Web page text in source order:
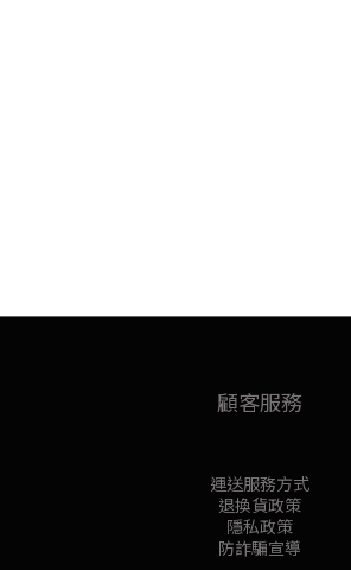
顧客服務
運送服務方式
退換貨政策
隱私政策
防詐騙宣導